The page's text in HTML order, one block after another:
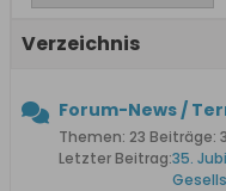
Verzeichnis
Forum-News /
Themen: 23 Beiträge:
Letzter Beitrag:35.